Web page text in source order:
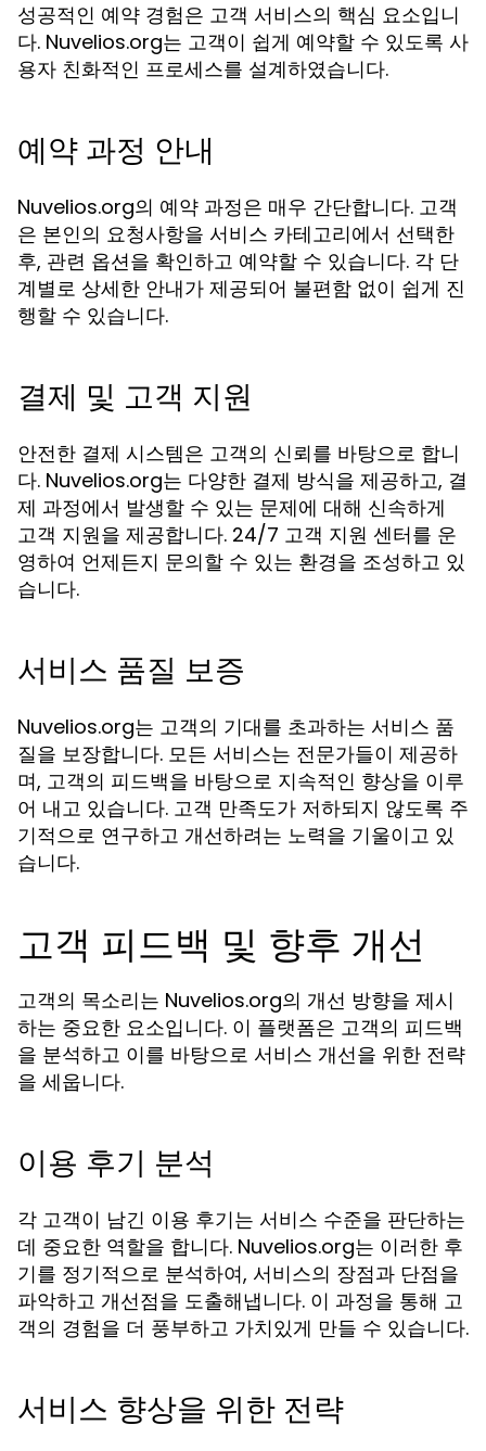
성공적인 예약 경험은 고객 서비스의 핵심 요소입니
다. Nuvelios.org는 고객이 쉽게 예약할 수 있도록 사
용자 친화적인 프로세스를 설계하였습니다.
예약 과정 안내
Nuvelios.org의 예약 과정은 매우 간단합니다. 고객
은 본인의 요청사항을 서비스 카테고리에서 선택한
후, 관련 옵션을 확인하고 예약할 수 있습니다. 각 단
계별로 상세한 안내가 제공되어 불편함 없이 쉽게 진
행할 수 있습니다.
결제 및 고객 지원
안전한 결제 시스템은 고객의 신뢰를 바탕으로 합니
다. Nuvelios.org는 다양한 결제 방식을 제공하고, 결
제 과정에서 발생할 수 있는 문제에 대해 신속하게
고객 지원을 제공합니다. 24/7 고객 지원 센터를 운
영하여 언제든지 문의할 수 있는 환경을 조성하고 있
습니다.
서비스 품질 보증
Nuvelios.org는 고객의 기대를 초과하는 서비스 품
질을 보장합니다. 모든 서비스는 전문가들이 제공하
며, 고객의 피드백을 바탕으로 지속적인 향상을 이루
어 내고 있습니다. 고객 만족도가 저하되지 않도록 주
기적으로 연구하고 개선하려는 노력을 기울이고 있
습니다.
고객 피드백 및 향후 개선
고객의 목소리는 Nuvelios.org의 개선 방향을 제시
하는 중요한 요소입니다. 이 플랫폼은 고객의 피드백
을 분석하고 이를 바탕으로 서비스 개선을 위한 전략
을 세웁니다.
이용 후기 분석
각 고객이 남긴 이용 후기는 서비스 수준을 판단하는
데 중요한 역할을 합니다. Nuvelios.org는 이러한 후
기를 정기적으로 분석하여, 서비스의 장점과 단점을
파악하고 개선점을 도출해냅니다. 이 과정을 통해 고
객의 경험을 더 풍부하고 가치있게 만들 수 있습니다.
서비스 향상을 위한 전략